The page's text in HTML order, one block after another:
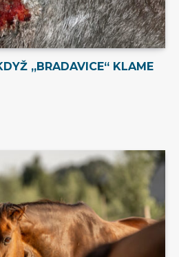
„BRADAVICE“ KLAME